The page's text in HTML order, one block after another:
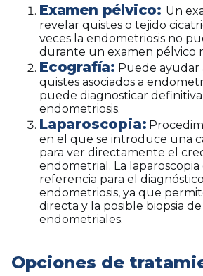
Examen pélvico: Un
revelar quistes o tejido
veces la endometriosis no
durante un examen pélvico
Ecografía: Puede ayudar
quistes asociados a
puede diagnosticar
endometriosis.
Laparoscopia:
en el que se introduce una
para ver directamente el
endometrial. La
referencia para el
endometriosis, ya que
directa y la posible biopsia de
endometriales.
Opciones de